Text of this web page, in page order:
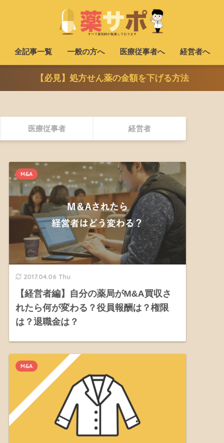
全記事一覧 一般の方へ 医療従事者へ 経営者へ
【必見】処方せん薬の金額を下げる方法
医療従事者 経営者
2017.04.06 Thu
【経営者編】自分の薬局がM&A買収さ
れたら何が変わる？役員報酬は？権限
は？退職金は？
M&A
M&A